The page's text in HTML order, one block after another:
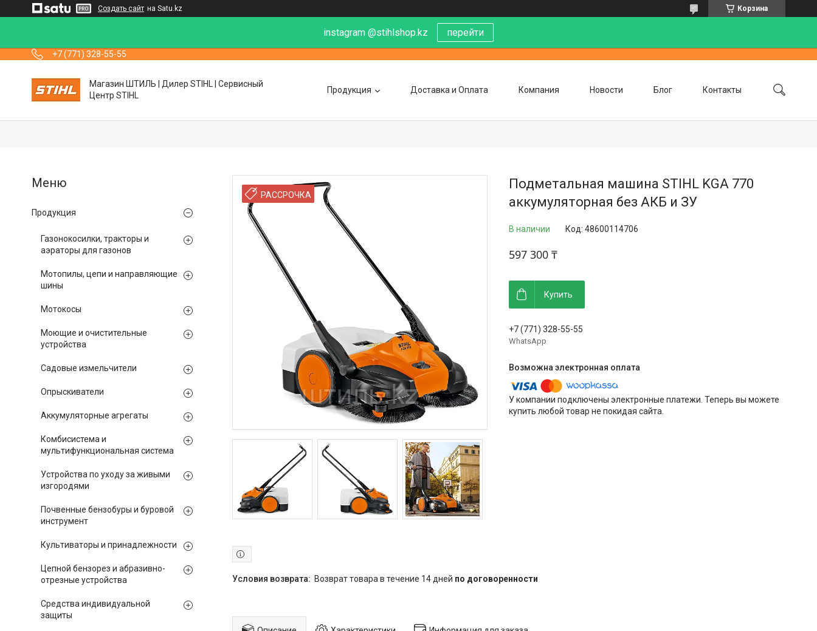
Создать сайт на Satu.kz Корзина
instagram @stihlshop.kz перейти
+7 (771) 328-55-55
Магазин ШТИЛЬ | Дилер STIHL | Сервисный
Центр STIHL
Продукция Доставка и Оплата Компания Новости Блог Контакты
РАССРОЧКА
Подметальная машина STIHL KGA 770
аккумуляторная без АКБ и ЗУ
В наличии Код: 48600114706
597 300 ₸
Купить
+7 (771) 328-55-55
WhatsApp
У компании подключены электронные платежи. Теперь вы можете
купить любой товар не покидая сайта.
возврат товара в течение 14 дней по договоренности
Продукция
Газонокосилки, тракторы и
аэраторы для газонов
Мотопилы, цепи и направляющие
шины
Мотокосы
Моющие и очистительные
устройства
Садовые измельчители
Опрыскиватели
Аккумуляторные агрегаты
Комбисистема и
мультифункциональная система
Устройства по уходу за живыми
изгородями
Почвенные бензобуры и буровой
инструмент
Культиваторы и принадлежности
Цепной бензорез и абразивно-
отрезные устройства
Средства индивидуальной
защиты